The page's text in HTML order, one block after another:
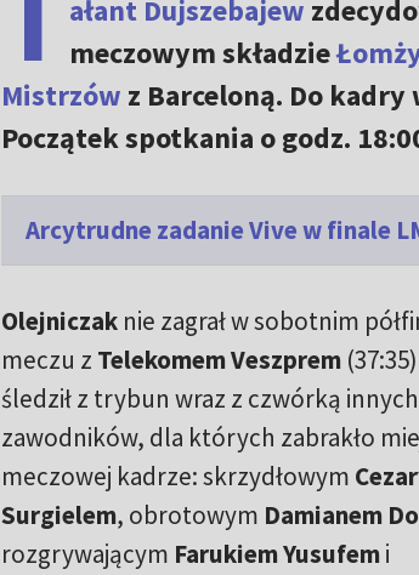
ałant Dujszebajew
meczowym składzie
Mistrzów z Barceloną. Do
Początek spotkania o godz.
Arcytrudne zadanie Vive w finale
Olejniczaknie zagrał w sobotnim
meczu z Telekomem Veszprem
śledził z trybun wraz z czwórką
zawodników, dla których zabrakło
meczowej kadrze: skrzydłowym
Surgielem, obrotowym Damianem
rozgrywającym Farukiem Yusufemi